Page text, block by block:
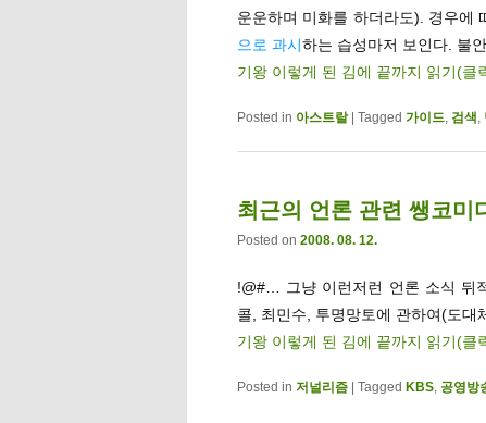
운운하며 미화를 하더라도). 경우에
으로 과시하는 습성마저 보인다. 불
기왕 이렇게 된 김에 끝까지 읽기(클
Posted in 아스트랄 Tagged 가이드, 검색 ,
최근의 언론 관련 쌩코미
Posted on 2008. 08. 12.
!@#… 그냥 이런저런 언론 소식 뒤
콜, 최민수, 투명망토에 관하여(도대
기왕 이렇게 된 김에 끝까지 읽기(클
Posted in 저널리즘 Tagged KBS, 공영방